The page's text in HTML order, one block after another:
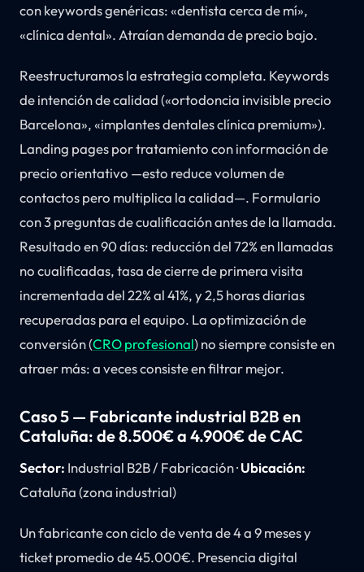
con keywords genéricas: «dentista cerca de mí»,
«clínica dental». Atraían demanda de precio bajo.
Reestructuramos la estrategia completa. Keywords
de intención de calidad («ortodoncia invisible precio
Barcelona», «implantes dentales clínica premium»).
Landing pages por tratamiento con información de
precio orientativo —esto reduce volumen de
contactos pero multiplica la calidad—. Formulario
con 3 preguntas de cualificación antes de la llamada.
Resultado en 90 días: reducción del 72% en llamadas
no cualificadas, tasa de cierre de primera visita
incrementada del 22% al 41%, y 2,5 horas diarias
recuperadas para el equipo. La optimización de
conversión (CRO profesional) no siempre consiste en
atraer más: a veces consiste en filtrar mejor.
Caso 5 — Fabricante industrial B2B en
Cataluña: de 8.500€ a 4.900€ de CAC
Sector: Industrial B2B / Fabricación ·Ubicación:
Cataluña (zona industrial)
Un fabricante con ciclo de venta de 4 a 9 meses y
ticket promedio de 45.000€. Presencia digital